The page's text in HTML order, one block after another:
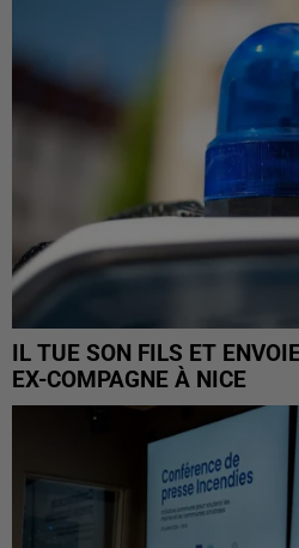
IL TUE SON FILS ET
EX-COMPAGNE À NICE